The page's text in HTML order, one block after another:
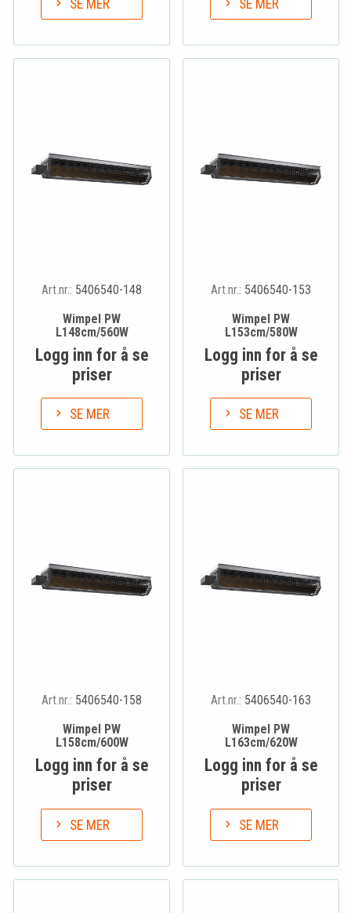
SE MER SE MER
Art.nr.: 5406540-148
Wimpel PW
L148cm/560W
Logg inn for å se
priser
SE MER
Art.nr.: 5406540-153
Wimpel PW
L153cm/580W
Logg inn for å se
priser
SE MER
Art.nr.: 5406540-158
Wimpel PW
L158cm/600W
Logg inn for å se
priser
SE MER
Art.nr.: 5406540-163
Wimpel PW
L163cm/620W
Logg inn for å se
priser
SE MER